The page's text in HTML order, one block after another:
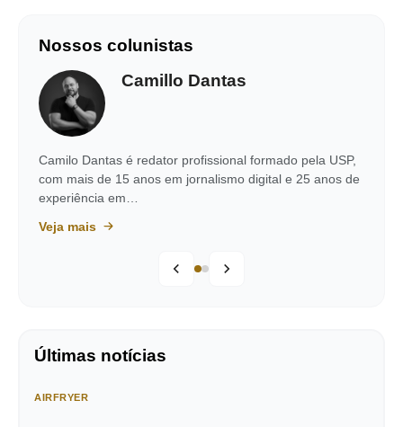
Nossos colunistas
Camillo Dantas
Camilo Dantas é redator profissional formado pela USP,
com mais de 15 anos em jornalismo digital e 25 anos de
experiência em…
Veja mais
Últimas notícias
AIRFRYER